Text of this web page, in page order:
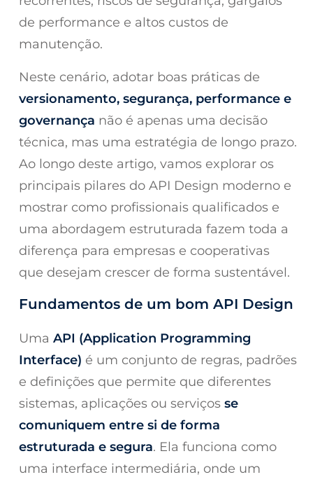
de performance e altos custos de
manutenção.
Neste cenário, adotar boas práticas de
versionamento, segurança, performance e
governança não é apenas uma decisão
técnica, mas uma estratégia de longo prazo.
Ao longo deste artigo, vamos explorar os
principais pilares do API Design moderno e
mostrar como profissionais qualificados e
uma abordagem estruturada fazem toda a
diferença para empresas e cooperativas
que desejam crescer de forma sustentável.
Fundamentos de um bom API Design
UmaAPI (Application Programming
Interface) é um conjunto de regras, padrões
e definições que permite que diferentes
sistemas, aplicações ou serviçosse
comuniquem entre si de forma
estruturada e segura. Ela funciona como
uma interface intermediária, onde um